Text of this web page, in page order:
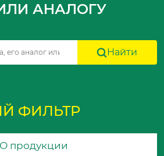
АНАЛОГУ
Найти
ФИЛЬТР
О продукции